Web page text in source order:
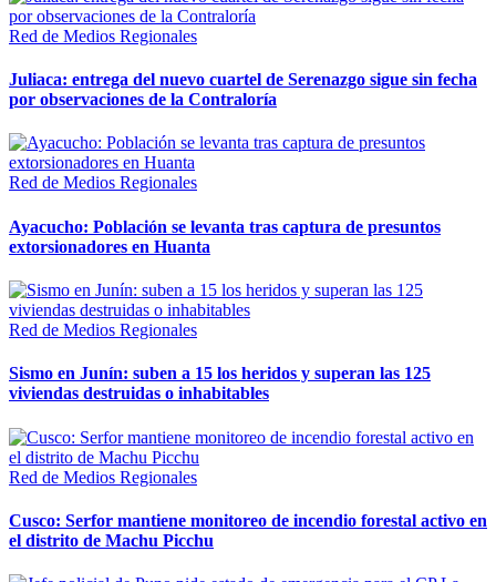
Red de Medios Regionales
Juliaca: entrega del nuevo cuartel de Serenazgo sigue sin fecha
por observaciones de la Contraloría
Red de Medios Regionales
Ayacucho: Población se levanta tras captura de presuntos
extorsionadores en Huanta
Red de Medios Regionales
Sismo en Junín: suben a 15 los heridos y superan las 125
viviendas destruidas o inhabitables
Red de Medios Regionales
Cusco: Serfor mantiene monitoreo de incendio forestal activo en
el distrito de Machu Picchu